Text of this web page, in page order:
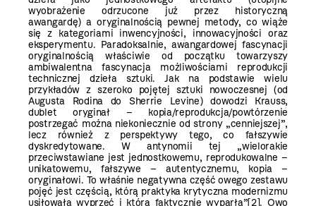
wyobrażenie odrzucone już przez historyczną
awangardę) a oryginalnością pewnej metody, co wiąże
się z kategoriami inwencyjności, innowacyjności oraz
eksperymentu. Paradoksalnie, awangardowej fascynacji
oryginalnością właściwie od początku towarzyszy
ambiwalentna fascynacja możliwościami reprodukcji
technicznej dzieła sztuki. Jak na podstawie wielu
przykładów z szeroko pojętej sztuki nowoczesnej (od
Augusta Rodina do Sherrie Levine) dowodzi Krauss,
dublet oryginał – kopia/reprodukcja/powtórzenie
postrzegać można niekoniecznie od strony „cenniejszej”,
lecz również z perspektywy tego, co fałszywie
dyskredytowane. W antynomii tej „wielorakie
przeciwstawiane jest jednostkowemu, reprodukowalne –
unikatowemu, fałszywe – autentycznemu, kopia –
oryginałowi. To właśnie negatywna część owego zestawu
pojęć jest częścią, którą praktyka krytyczna modernizmu
usiłowała wyprzeć i którą faktycznie wyparła”[2]. Owo